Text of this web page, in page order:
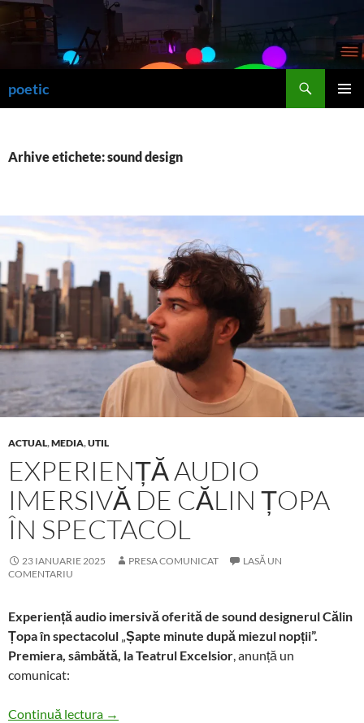
la
poetic
Arhive etichete: sound design
ACTUAL,MEDIA,UTIL
EXPERIENȚĂ AUDIO
IMERSIVĂ DE CĂLIN ȚOPA
ÎN SPECTACOL
23 IANUARIE 2025 PRESA COMUNICAT
LASĂ UN
COMENTARIU
Experiență audio imersivă oferită de sound designerul Călin
Țopa în spectacolul „Șapte minute după miezul nopții”.
Premiera, sâmbătă, la Teatrul Excelsior, anunță un
comunicat:
Continuă lectura Experiență audio imersivă de Călin Țopa în
→